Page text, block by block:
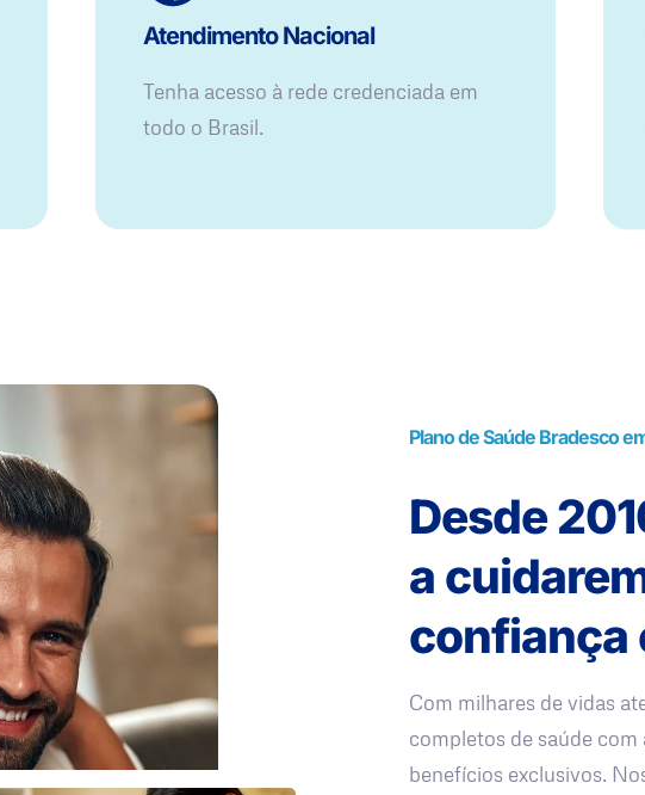
Atendimento Nacional
Tenha acesso à rede credenciada em
todo o Brasil.
Plano de Saúde Bradesco
Desde
a
confiança
Com milhares de vidas
completos de saúde
benefícios exclusivos.